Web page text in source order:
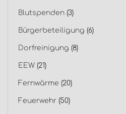
Blutspenden (3)
Bürgerbeteiligung (6)
Dorfreinigung (8)
EEW (21)
Fernwärme (20)
Feuerwehr (50)